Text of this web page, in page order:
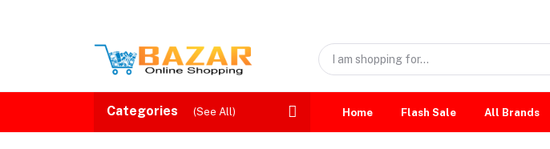
Categories (See All) Home Flash Sale All Brands